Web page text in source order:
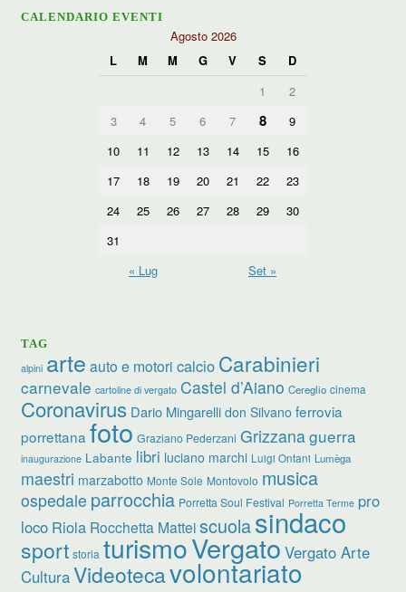
CALENDARIO EVENTI
Agosto 2026
L
M M G V S
D
1
2
3
4 5 6 7 8
9
10
11 12 13 14 15
16
17
18 19 20 21 22
23
24
25 26 27 28 29
30
31
« Lug
Set »
TAG
alpini arte auto e motori calcio Carabinieri
carnevale cartoline di vergato Castel d’Aiano Cereglio cinema
Coronavirus Dario Mingarelli don Silvano ferrovia
porrettana foto Graziano Pederzani Grizzanaguerra
inaugurazione Labante libri luciano marchi Luigi Ontani Lumèga
maestri marzabotto Monte Sole Montovolo musica
ospedale parrocchia Porretta Soul Festival Porretta Terme pro
loco Riola Rocchetta Matteiscuolasindaco
sport storia turismoVergato Vergato Arte
CulturaVideotecavolontariato